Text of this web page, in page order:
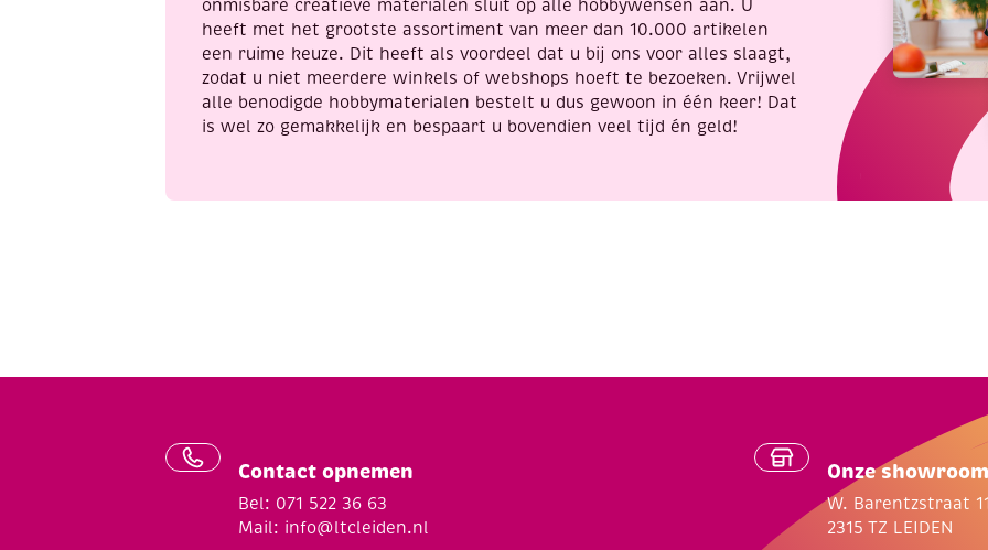
gemstone
aantal
iris
aantal
onmisbare creatieve materialen sluit op alle hobbywensen aan. U
heeft met het grootste assortiment van meer dan 10.000 artikelen
een ruime keuze. Dit heeft als voordeel dat u bij ons voor alles slaagt,
zodat u niet meerdere winkels of webshops hoeft te bezoeken. Vrijwel
alle benodigde hobbymaterialen bestelt u dus gewoon in één keer! Dat
is wel zo gemakkelijk en bespaart u bovendien veel tijd én geld!
Contact opnemen
Bel: 071 522 36 63
Mail: info@ltcleiden.nl
Onze showroom
W. Barentzstraat
2315 TZ LEIDEN